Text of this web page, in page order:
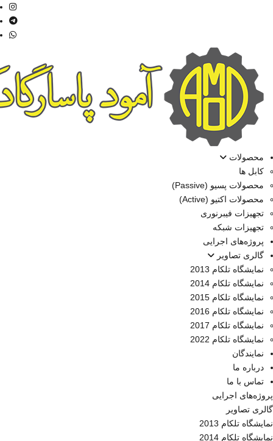
محصولات
کابل ها
محصولات پسیو (Passive)
محصولات اکتیو (Active)
تجهیزات فیبرنوری
تجهیزات شبکه
پروژه‌های اجرایی
گالری تصاویر
نمایشگاه تلکام 2013
نمایشگاه تلکام 2014
نمایشگاه تلکام 2015
نمایشگاه تلکام 2016
نمایشگاه تلکام 2017
نمایشگاه تلکام 2022
نمایندگان
درباره ما
تماس با ما
پروژه‌های اجرایی
گالری تصاویر
نمایشگاه تلکام 2013
نمایشگاه تلکام 2014